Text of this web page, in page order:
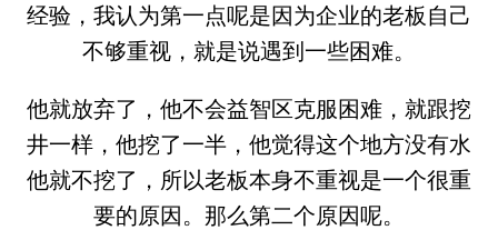
经验，我认为第一点呢是因为企业的老板自己
不够重视，就是说遇到一些困难。
他就放弃了，他不会益智区克服困难，就跟挖
井一样，他挖了一半，他觉得这个地方没有水
他就不挖了，所以老板本身不重视是一个很重
要的原因。那么第二个原因呢。